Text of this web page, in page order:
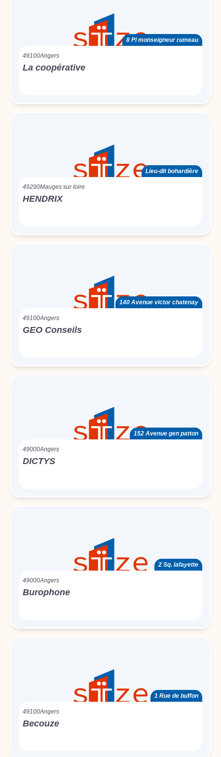
8 Pl monseigneur rumeau
49100Angers
La coopérative
Lieu-dit bohardière
49290Mauges sur loire
HENDRIX
140 Avenue victor chatenay
49100Angers
GEO Conseils
152 Avenue gen patton
49000Angers
DICTYS
2 Sq. lafayette
49000Angers
Burophone
1 Rue de buffon
49100Angers
Becouze